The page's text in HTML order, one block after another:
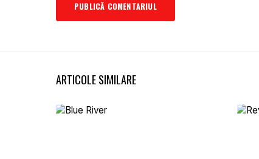
ARTICOLE SIMILARE